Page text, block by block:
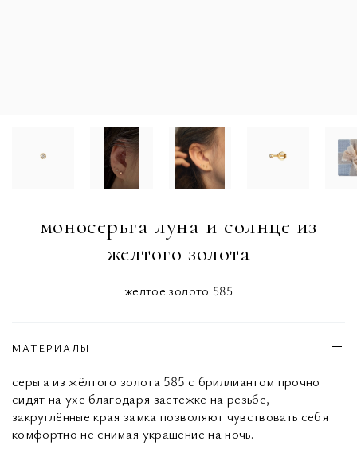
моносерьга луна и солнце из
желтого золота
желтое золото 585
МАТЕРИАЛЫ
серьга из жёлтого золота 585 с бриллиантом прочно
сидят на ухе благодаря застежке на резьбе,
закруглённые края замка позволяют чувствовать себя
комфортно не снимая украшение на ночь.